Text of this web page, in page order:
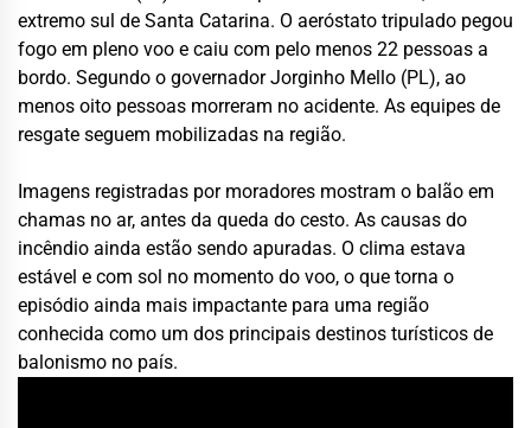
extremo sul de Santa Catarina. O aeróstato tripulado pegou
fogo em pleno voo e caiu com pelo menos 22 pessoas a
bordo. Segundo o governador Jorginho Mello (PL), ao
menos oito pessoas morreram no acidente. As equipes de
resgate seguem mobilizadas na região.
Imagens registradas por moradores mostram o balão em
chamas no ar, antes da queda do cesto. As causas do
incêndio ainda estão sendo apuradas. O clima estava
estável e com sol no momento do voo, o que torna o
episódio ainda mais impactante para uma região
conhecida como um dos principais destinos turísticos de
balonismo no país.